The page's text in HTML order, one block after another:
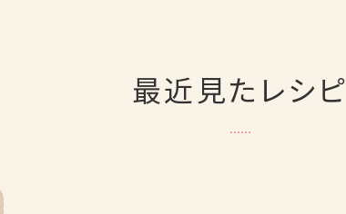
最近見たレシピ